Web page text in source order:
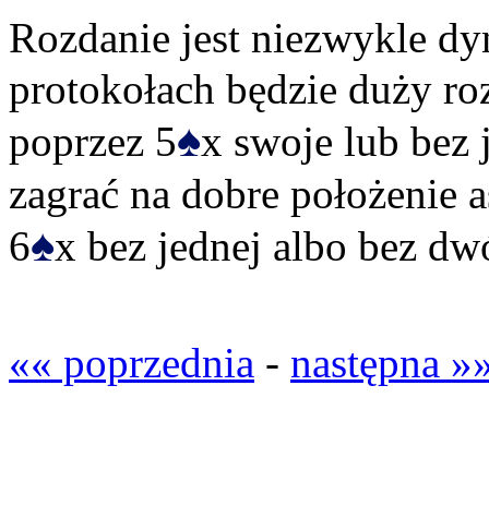
Rozdanie jest niezwykle
protokołach będzie duży
poprzez 5♠x swoje lub bez
zagrać na dobre położenie
6♠x bez jednej albo bez
«« poprzednia - następna